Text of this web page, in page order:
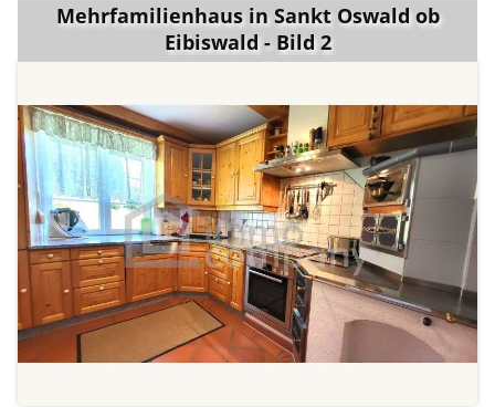
Mehrfamilienhaus in Sankt Oswald ob
Eibiswald - Bild 2